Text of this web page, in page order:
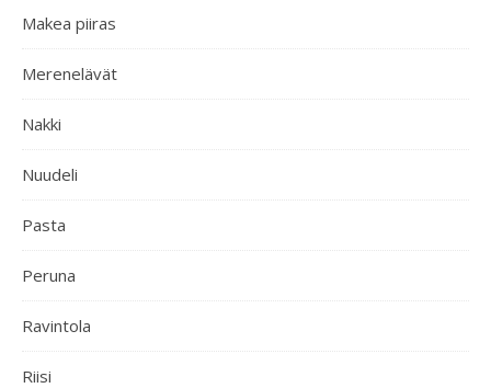
Makea piiras
Merenelävät
Nakki
Nuudeli
Pasta
Peruna
Ravintola
Riisi